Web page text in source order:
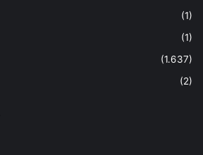
(1)
(1)
(1.637)
(2)